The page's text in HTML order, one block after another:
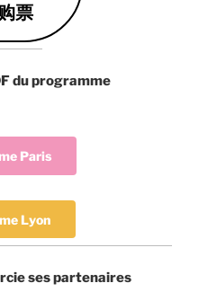
票
du programme
Paris
Lyon
ses partenaires